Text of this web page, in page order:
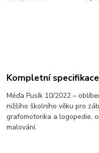
Kompletní specifikace
Méďa Pusík 10/2022 –
nižšího školního věku pro
grafomotorika a logopedie,
malování.